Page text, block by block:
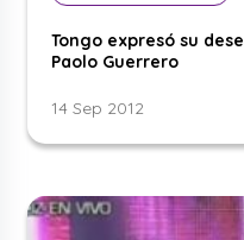
Tongo expresó su
Paolo Guerrero
14 Sep 2012